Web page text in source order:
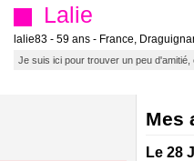
Lalie
lalie83 - 59 ans - France,
Je suis ici pour trouver un peu
Mes
Le 28